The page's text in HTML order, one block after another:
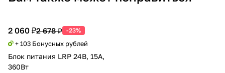
2 060 ₽2 678 ₽ -23%
+ 103 Бонусных рублей
Блок питания LRP 24В, 15А,
360Вт